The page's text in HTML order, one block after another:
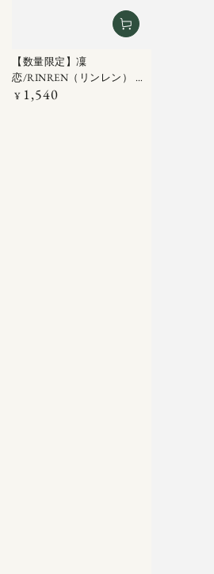
【数量限定】凜
恋/RINREN（リンレン） ク
ールブリーズ ドライシャン
定
¥ 1,540